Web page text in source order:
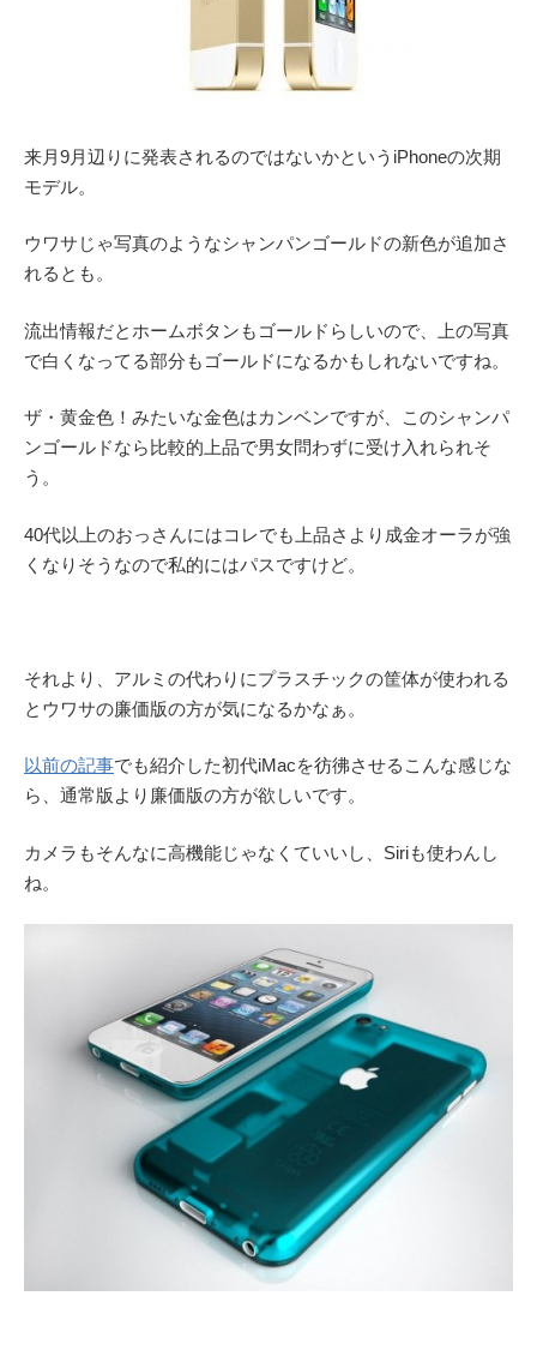
来月9月辺りに発表されるのではないかというiPhoneの次期
モデル。
ウワサじゃ写真のようなシャンパンゴールドの新色が追加さ
れるとも。
流出情報だとホームボタンもゴールドらしいので、上の写真
で白くなってる部分もゴールドになるかもしれないですね。
ザ・黄金色！みたいな金色はカンベンですが、このシャンパ
ンゴールドなら比較的上品で男女問わずに受け入れられそ
う。
40代以上のおっさんにはコレでも上品さより成金オーラが強
くなりそうなので私的にはパスですけど。
それより、アルミの代わりにプラスチックの筐体が使われる
とウワサの廉価版の方が気になるかなぁ。
以前の記事でも紹介した初代iMacを彷彿させるこんな感じな
ら、通常版より廉価版の方が欲しいです。
カメラもそんなに高機能じゃなくていいし、Siriも使わんし
ね。